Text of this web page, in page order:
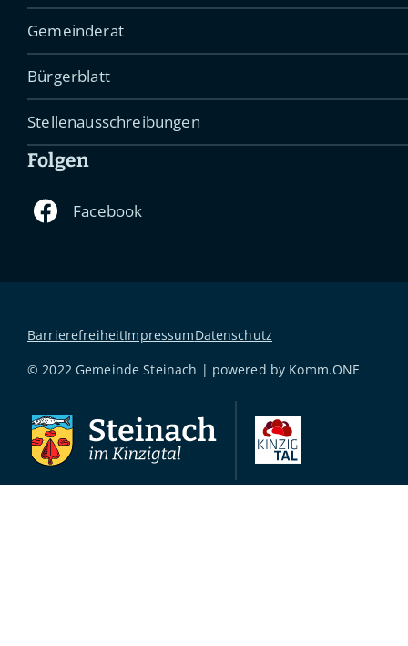
Gemeinderat
Bürgerblatt
Stellenausschreibungen
Folgen
BarrierefreiheitImpressumDatenschutz
© 2022 Gemeinde Steinach | powered by Komm.ONE